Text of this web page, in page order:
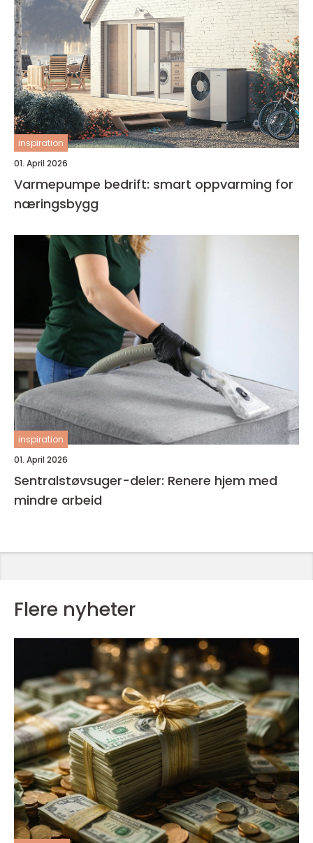
inspiration
01. April 2026
Varmepumpe bedrift: smart oppvarming for
næringsbygg
inspiration
01. April 2026
Sentralstøvsuger-deler: Renere hjem med
mindre arbeid
Flere nyheter